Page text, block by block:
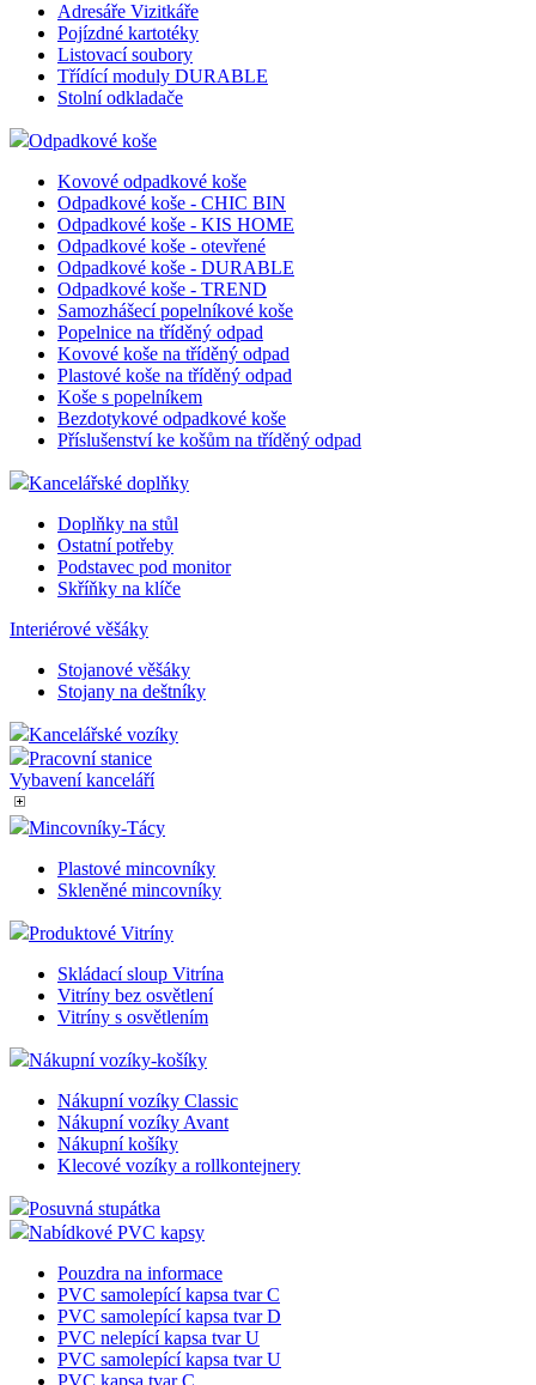
Adresáře Vizitkáře
Pojízdné kartotéky
Listovací soubory
Třídící moduly DURABLE
Stolní odkladače
Odpadkové koše
Kovové odpadkové koše
Odpadkové koše - CHIC BIN
Odpadkové koše - KIS HOME
Odpadkové koše - otevřené
Odpadkové koše - DURABLE
Odpadkové koše - TREND
Samozhášecí popelníkové koše
Popelnice na tříděný odpad
Kovové koše na tříděný odpad
Plastové koše na tříděný odpad
Koše s popelníkem
Bezdotykové odpadkové koše
Příslušenství ke košům na tříděný odpad
Kancelářské doplňky
Doplňky na stůl
Ostatní potřeby
Podstavec pod monitor
Skříňky na klíče
Interiérové věšáky
Stojanové věšáky
Stojany na deštníky
Kancelářské vozíky
Pracovní stanice
Vybavení kanceláří
Mincovníky-Tácy
Plastové mincovníky
Skleněné mincovníky
Produktové Vitríny
Skládací sloup Vitrína
Vitríny bez osvětlení
Vitríny s osvětlením
Nákupní vozíky-košíky
Nákupní vozíky Classic
Nákupní vozíky Avant
Nákupní košíky
Klecové vozíky a rollkontejnery
Posuvná stupátka
Nabídkové PVC kapsy
Pouzdra na informace
PVC samolepící kapsa tvar C
PVC samolepící kapsa tvar D
PVC nelepící kapsa tvar U
PVC samolepící kapsa tvar U